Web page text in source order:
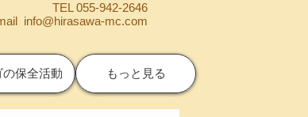
TEL 055-942-2646
info@hirasawa-mc.com
の保全活動 もっと見る